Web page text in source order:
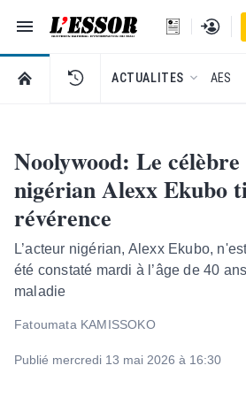
Navigation
L'Essor - retour à la une
Se
RETOUR À LA PAGE D’ACCUEIL DE
ACTUALITES AES
Noolywood: Le
nigérian Alexx Ekubo
révérence
L’acteur nigérian, Alexx Ekubo,
été constaté mardi à l’âge de 40
maladie
Fatoumata KAMISSOKO
Publié mercredi 13 mai 2026 à 16:30